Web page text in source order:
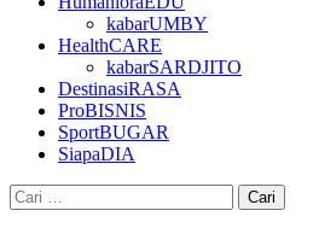
kabarUMBY
HealthCARE
kabarSARDJITO
DestinasiRASA
ProBISNIS
SportBUGAR
SiapaDIA
Cari
untuk: